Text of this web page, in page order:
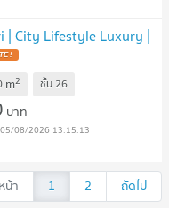
| City Lifestyle Luxury |
!
m2 ชั้น26
บาท
05/08/2026 13:15:13
น้า 1 2 ถัดไป